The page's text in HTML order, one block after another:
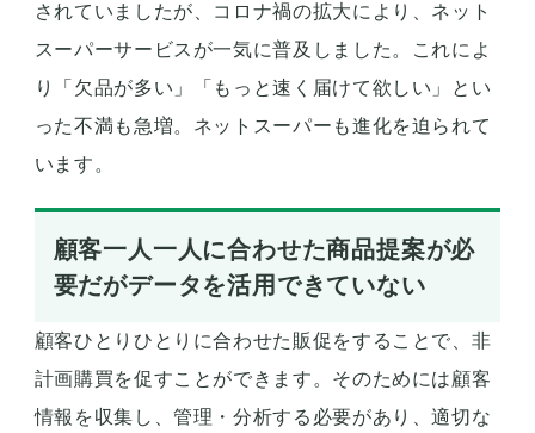
されていましたが、コロナ禍の拡大により、ネット
スーパーサービスが一気に普及しました。これによ
り「欠品が多い」「もっと速く届けて欲しい」とい
った不満も急増。ネットスーパーも進化を迫られて
います。
顧客一人一人に合わせた商品提案が必
要だがデータを活用できていない
顧客ひとりひとりに合わせた販促をすることで、非
計画購買を促すことができます。そのためには顧客
情報を収集し、管理・分析する必要があり、適切な